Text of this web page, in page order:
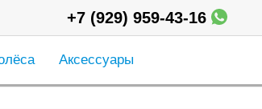
+7 (929) 959-43-16
Аксессуары